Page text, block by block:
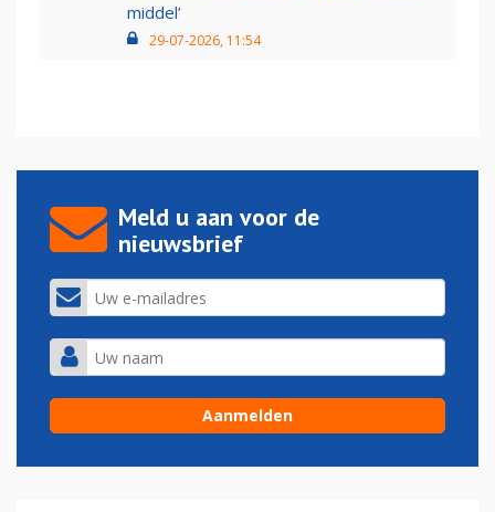
middel’
29-07-2026, 11:54
Meld u aan voor de
nieuwsbrief